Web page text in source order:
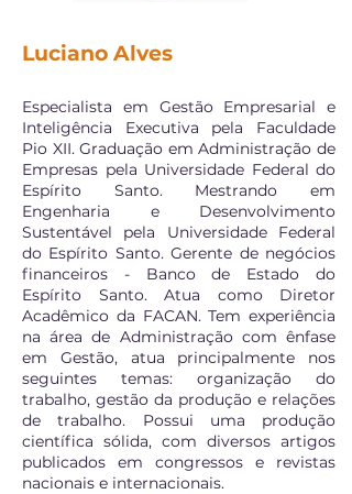
Luciano Alves
Especialista em Gestão Empresarial e
Inteligência Executiva pela Faculdade
Pio XII. Graduação em Administração de
Empresas pela Universidade Federal do
Espírito Santo. Mestrando em
Engenharia e Desenvolvimento
Sustentável pela Universidade Federal
do Espírito Santo. Gerente de negócios
financeiros - Banco de Estado do
Espírito Santo. Atua como Diretor
Acadêmico da FACAN. Tem experiência
na área de Administração com ênfase
em Gestão, atua principalmente nos
seguintes temas: organização do
trabalho, gestão da produção e relações
de trabalho. Possui uma produção
científica sólida, com diversos artigos
publicados em congressos e revistas
nacionais e internacionais.